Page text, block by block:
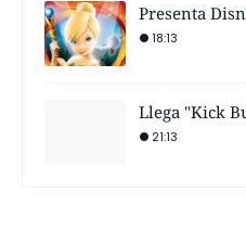
Presenta
18:13
Llega "Kick
21:13